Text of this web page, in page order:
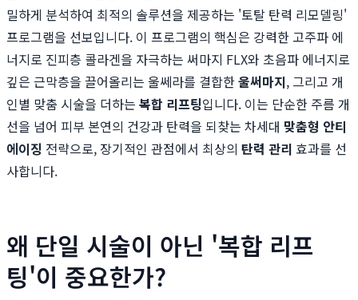
밀하게 분석하여 최적의 솔루션을 제공하는 '토탈 탄력 리모델링'
프로그램을 선보입니다. 이 프로그램의 핵심은 강력한 고주파 에
너지로 진피층 콜라겐을 자극하는 써마지 FLX와 초음파 에너지로
깊은 근막층을 끌어올리는 울쎄라를 결합한울써마지, 그리고 개
인별 맞춤 시술을 더하는 복합 리프팅입니다. 이는 단순한 주름 개
선을 넘어 피부 본연의 건강과 탄력을 되찾는 차세대 맞춤형 안티
에이징 전략으로, 장기적인 관점에서 최상의 탄력 관리 효과를 선
사합니다.
왜 단일 시술이 아닌 '복합 리프
팅'이 중요한가?